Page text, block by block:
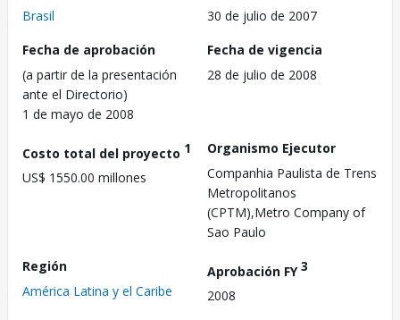
Brasil
30 de julio de 2007
Fecha de aprobación
(a partir de la presentación
ante el Directorio)
1 de mayo de 2008
Fecha de vigencia
28 de julio de 2008
Costo total del proyecto 1
US$ 1550.00 millones
Organismo Ejecutor
Companhia Paulista de Trens
Metropolitanos
(CPTM),Metro Company of
Sao Paulo
Región
América Latina y el Caribe
Aprobación FY3
2008